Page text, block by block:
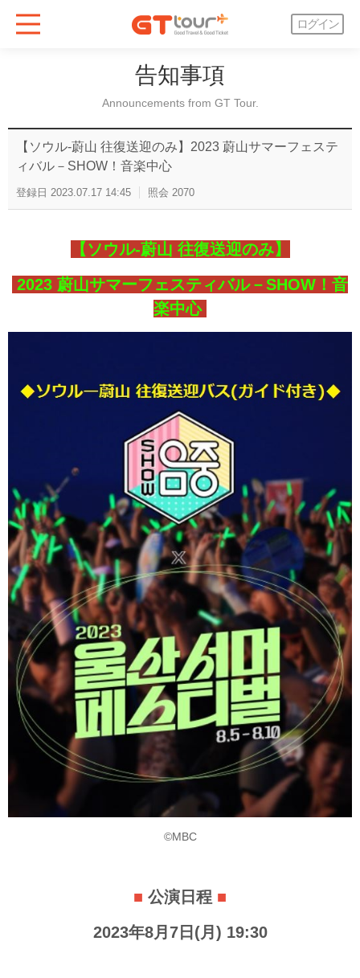
ログイン
告知事項
Announcements from GT Tour.
【ソウル-蔚山 往復送迎のみ】2023 蔚山サマーフェステ
ィバル－SHOW！音楽中心
登録日 2023.07.17 14:45 照会 2070
【ソウル-蔚山 往復送迎のみ】
2023 蔚山サマーフェスティバル－SHOW！音
楽中心
©MBC
■ 公演日程 ■
2023年8月7日(月) 19:30